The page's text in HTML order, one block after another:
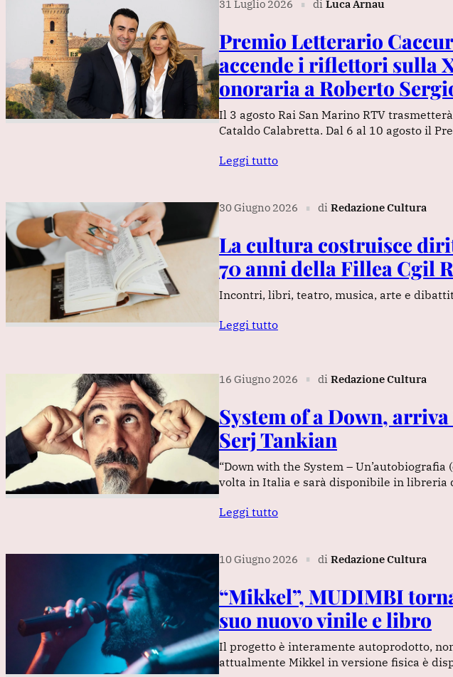
31 Luglio 2026 ∎ di Luca Arnau
Premio Letterario
accende i riflettori sulla
onoraria a Roberto
Il 3 agosto Rai San Marino RTV
Cataldo Calabretta. Dal 6 al 10 agosto il
Leggi tutto
30 Giugno 2026 ∎ di Redazione Cultura
La cultura costruisce
70 anni della Fillea Cgil
Incontri, libri, teatro, musica, arte e
Leggi tutto
16 Giugno 2026 ∎ di Redazione Cultura
System of a Down,
Serj Tankian
“Down with the System –
volta in Italia e sarà disponibile in libreria
Leggi tutto
10 Giugno 2026 ∎ di Redazione Cultura
“Mikkel”, MUDIMBI
suo nuovo vinile e libro
Il progetto è interamente autoprodotto,
attualmente Mikkel in versione fisica è